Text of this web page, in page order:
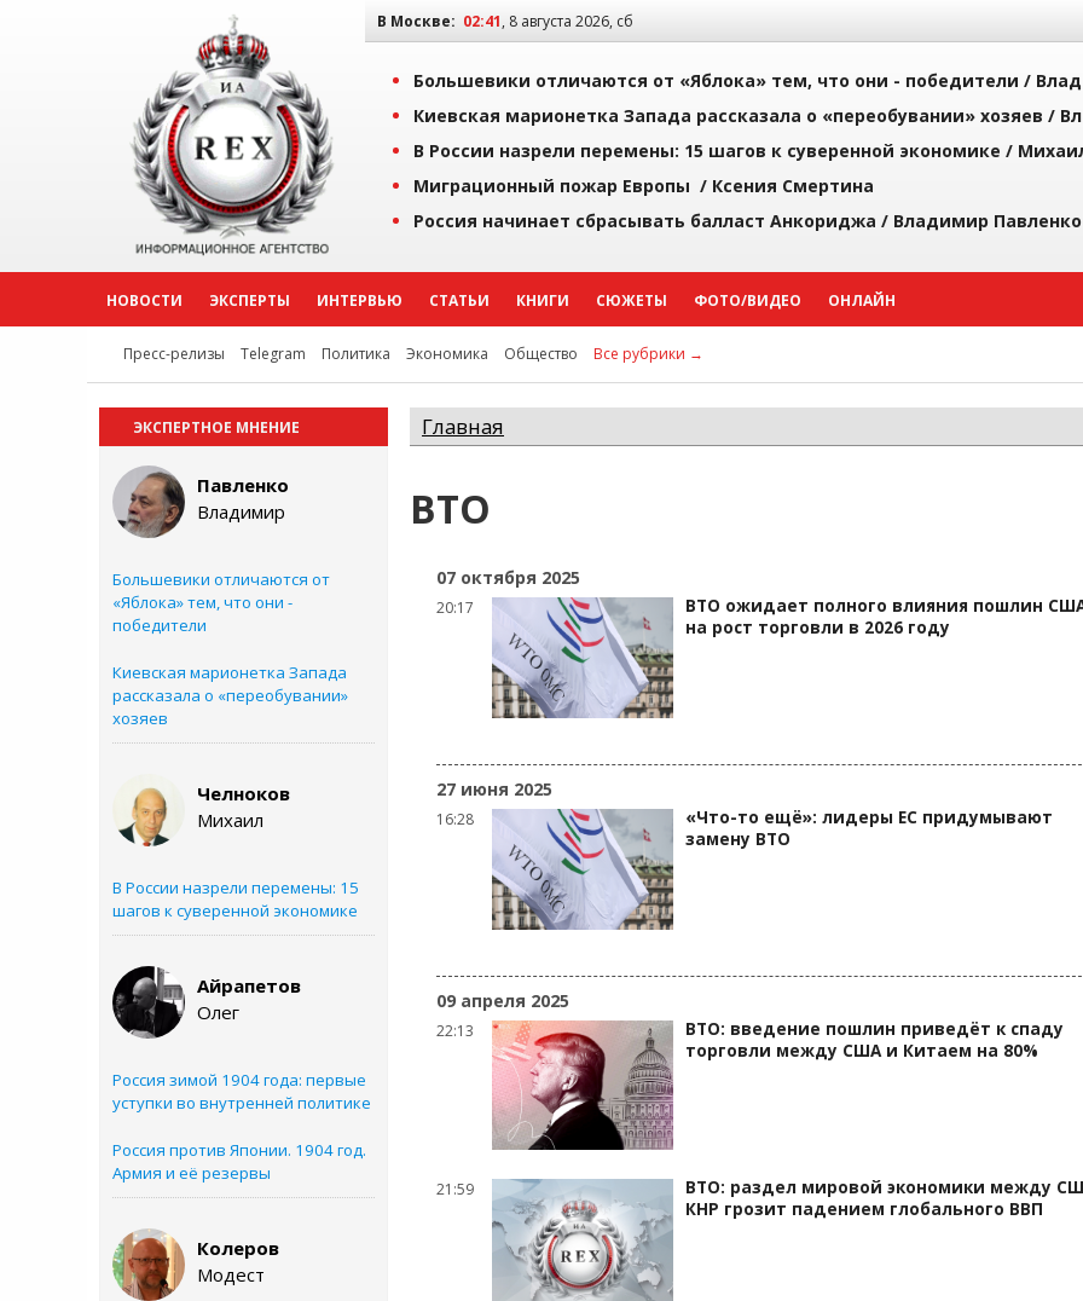
В Москве: 02:41, 8 августа 2026, сб
Большевики отличаются от «Яблока» тем, что они - победители /
Киевская марионетка Запада рассказала о «переобувании» хозяев /
В России назрели перемены: 15 шагов к суверенной экономике /
Миграционный пожар Европы / Ксения Смертина
Россия начинает сбрасывать балласт Анкориджа / Владимир Павленко
НОВОСТИ ЭКСПЕРТЫ ИНТЕРВЬЮ СТАТЬИ КНИГИ СЮЖЕТЫ ФОТО/ВИДЕО ОНЛАЙН
Пресс-релизы Telegram Политика Экономика Общество Все рубрики →
ЭКСПЕРТНОЕ МНЕНИЕ
Павленко
Владимир
Большевики отличаются от
«Яблока» тем, что они -
победители
Киевская марионетка Запада
рассказала о «переобувании»
хозяев
Челноков
Михаил
В России назрели перемены: 15
шагов к суверенной экономике
Айрапетов
Олег
Россия зимой 1904 года: первые
уступки во внутренней политике
Россия против Японии. 1904 год.
Армия и её резервы
Колеров
Модест
Главная
ВТО
07 октября 2025
20:17
ВТО ожидает полного влияния пошлин
на рост торговли в 2026 году
27 июня 2025
16:28
«Что-то ещё»: лидеры ЕС придумывают
замену ВТО
09 апреля 2025
22:13
ВТО: введение пошлин приведёт к спаду
торговли между США и Китаем на 80%
21:59
ВТО: раздел мировой экономики между
КНР грозит падением глобального ВВП